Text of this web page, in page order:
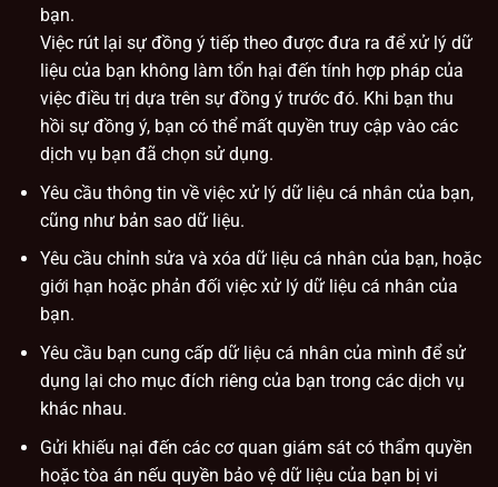
bạn.
Việc rút lại sự đồng ý tiếp theo được đưa ra để xử lý dữ
liệu của bạn không làm tổn hại đến tính hợp pháp của
việc điều trị dựa trên sự đồng ý trước đó. Khi bạn thu
hồi sự đồng ý, bạn có thể mất quyền truy cập vào các
dịch vụ bạn đã chọn sử dụng.
Yêu cầu thông tin về việc xử lý dữ liệu cá nhân của bạn,
cũng như bản sao dữ liệu.
Yêu cầu chỉnh sửa và xóa dữ liệu cá nhân của bạn, hoặc
giới hạn hoặc phản đối việc xử lý dữ liệu cá nhân của
bạn.
Yêu cầu bạn cung cấp dữ liệu cá nhân của mình để sử
dụng lại cho mục đích riêng của bạn trong các dịch vụ
khác nhau.
Gửi khiếu nại đến các cơ quan giám sát có thẩm quyền
hoặc tòa án nếu quyền bảo vệ dữ liệu của bạn bị vi